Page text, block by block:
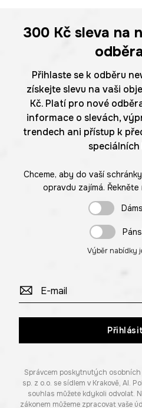
300 Kč sleva na
Přihlaste se k odběru
získejte slevu na vaši
Kč. Platí pro nové
informace o slevách,
trendech ani přístup k
speciálních
Chceme, aby do vaší
opravdu zajímá. Řekněte
Výběr nabídky
Správcem poskytnutých
sp. z o.o. se sídlem v Krakově, Al.
souhlas můžete kdykoli odvolat.
zákonem můžeme zpracovat vaše